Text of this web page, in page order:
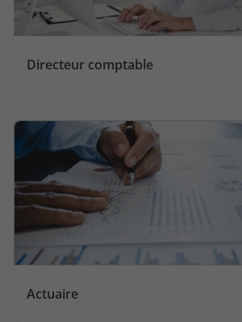
Directeur comptable
Actuaire